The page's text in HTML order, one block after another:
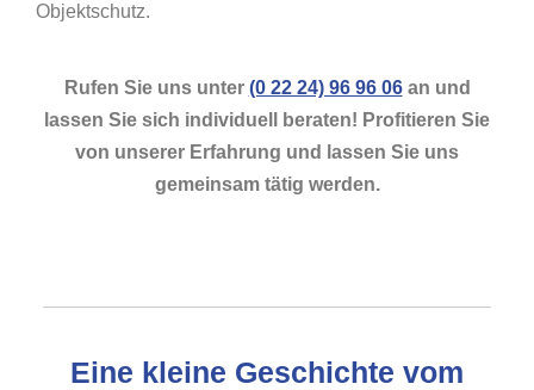
Objektschutz.
Rufen Sie uns unter (0 22 24) 96 96 06an und
lassen Sie sich individuell beraten! Profitieren Sie
von unserer Erfahrung und lassen Sie uns
gemeinsam tätig werden.
Eine kleine Geschichte vom